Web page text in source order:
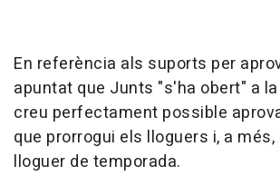
En referència als suports per
apuntat que Junts "s'ha obert" a
creu perfectament possible
que prorrogui els lloguers i, a més,
lloguer de temporada.